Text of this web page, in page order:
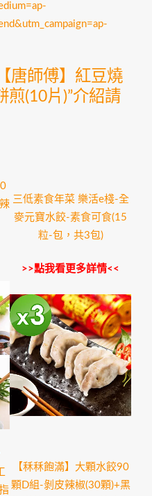
師傅】紅豆燒
煎(10片)”介紹請
三低素食年菜 樂活e棧-全
麥元寶水餃-素食可食(15
粒-包，共3包)
>>點我看更多詳情<<
【秝秝飽滿】大顆水餃90
顆D組-剝皮辣椒(30顆)+黑